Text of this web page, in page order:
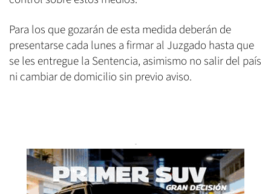
Para los que gozarán de esta medida deberán de
presentarse cada lunes a firmar al Juzgado hasta que
se les entregue la Sentencia, asimismo no salir del país
ni cambiar de domicilio sin previo aviso.